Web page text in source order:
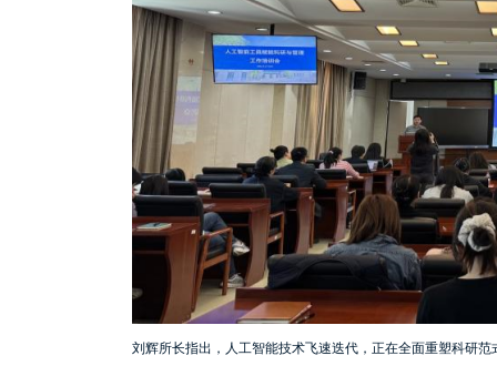
刘辉所长指出，人工智能技术飞速迭代，正在全面重塑科研